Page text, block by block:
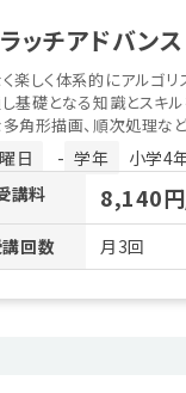
ッチアドバンス
楽しく体系的にアルゴリ
基礎となる知識とスキ
角形描画、順次処理な
日 - 学年
小学4
講料
8,140円
回数
月3回